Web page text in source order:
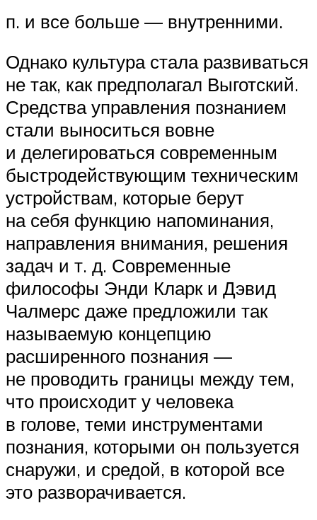
п. и все больше — внутренними.
Однако культура стала развиваться
не так, как предполагал Выготский.
Средства управления познанием
стали выноситься вовне
и делегироваться современным
быстродействующим техническим
устройствам, которые берут
на себя функцию напоминания,
направления внимания, решения
задач и т. д. Современные
философы Энди Кларк и Дэвид
Чалмерс даже предложили так
называемую концепцию
расширенного познания —
не проводить границы между тем,
что происходит у человека
в голове, теми инструментами
познания, которыми он пользуется
снаружи, и средой, в которой все
это разворачивается.